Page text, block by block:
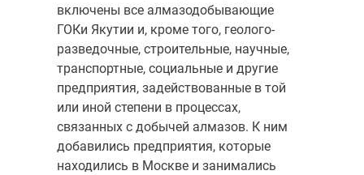
включены все алмазодобывающие
ГОКи Якутии и, кроме того, геолого-
разведочные, строительные, научные,
транспортные, социальные и другие
предприятия, задействованные в той
или иной степени в процессах,
связанных с добычей алмазов. К ним
добави­лись предприятия, которые
находились в Москве и занимались